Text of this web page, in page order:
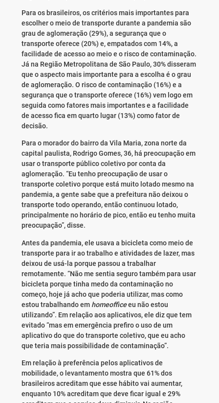
Para os brasileiros, os critérios mais importantes para
escolher o meio de transporte durante a pandemia são
grau de aglomeração (29%), a segurança que o
transporte oferece (20%) e, empatados com 14%, a
facilidade de acesso ao meio e o risco de contaminação.
Já na Região Metropolitana de São Paulo, 30% disseram
que o aspecto mais importante para a escolha é o grau
de aglomeração. O risco de contaminação (16%) e a
segurança que o transporte oferece (16%) vem logo em
seguida como fatores mais importantes e a facilidade
de acesso fica em quarto lugar (13%) como fator de
decisão.
Para o morador do bairro da Vila Maria, zona norte da
capital paulista, Rodrigo Gomes, 36, há preocupação em
usar o transporte público coletivo por conta da
aglomeração. “Eu tenho preocupação de usar o
transporte coletivo porque está muito lotado mesmo na
pandemia, a gente sabe que a prefeitura não deixou o
transporte todo operando, então continuou lotado,
principalmente no horário de pico, então eu tenho muita
preocupação”, disse.
Antes da pandemia, ele usava a bicicleta como meio de
transporte para ir ao trabalho e atividades de lazer, mas
deixou de usá-la porque passou a trabalhar
remotamente. “Não me sentia seguro também para usar
bicicleta porque tinha medo da contaminação no
começo, hoje já acho que poderia utilizar, mas como
estou trabalhando em homeofficeeu não estou
utilizando”. Em relação aos aplicativos, ele diz que tem
evitado “mas em emergência prefiro o uso de um
aplicativo do que do transporte coletivo, que eu acho
que teria mais possibilidade de contaminação”.
Em relação à preferência pelos aplicativos de
mobilidade, o levantamento mostra que 61% dos
brasileiros acreditam que esse hábito vai aumentar,
enquanto 10% acreditam que deve ficar igual e 29%